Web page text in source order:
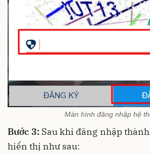
Màn hình đăng nhập hệ
Bước 3: Sau khi đăng nhập
hiển thị như sau: